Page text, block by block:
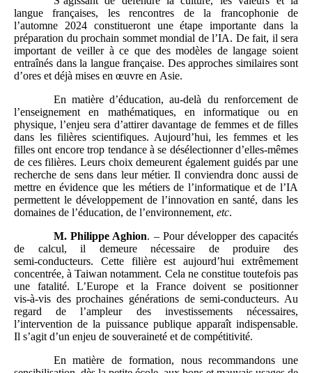
langue françaises, les rencontres de la francophonie de
l’automne 2024 constitueront une étape importante dans la
préparation du prochain sommet mondial de l’IA. De fait, il sera
important de veiller à ce que des modèles de langage soient
entraînés dans la langue française. Des approches similaires sont
d’ores et déjà mises en œuvre en Asie.
En matière d’éducation, au‑delà du renforcement de
l’enseignement en mathématiques, en informatique ou en
physique, l’enjeu sera d’attirer davantage de femmes et de filles
dans les filières scientifiques. Aujourd’hui, les femmes et les
filles ont encore trop tendance à se désélectionner d’elles‑mêmes
de ces filières. Leurs choix demeurent également guidés par une
recherche de sens dans leur métier. Il conviendra donc aussi de
mettre en évidence que les métiers de l’informatique et de l’IA
permettent le développement de l’innovation en santé, dans les
domaines de l’éducation, de l’environnement, etc.
M. Philippe Aghion. – Pour développer des capacités
de calcul, il demeure nécessaire de produire des
semi‑conducteurs. Cette filière est aujourd’hui extrêmement
concentrée, à Taiwan notamment. Cela ne constitue toutefois pas
une fatalité. L’Europe et la France doivent se positionner
vis‑à‑vis des prochaines générations de semi‑conducteurs. Au
regard de l’ampleur des investissements nécessaires,
l’intervention de la puissance publique apparaît indispensable.
Il s’agit d’un enjeu de souveraineté et de compétitivité.
En matière de formation, nous recommandons une